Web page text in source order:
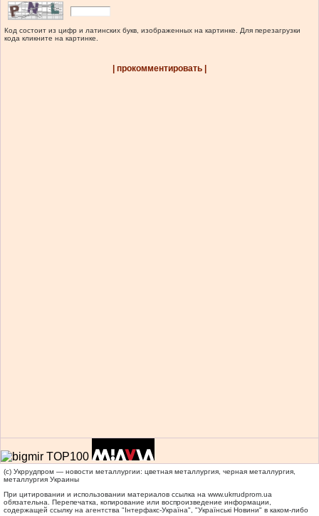
Код состоит из цифр и латинских букв, изображенных на картинке. Для перезагрузки
кода кликните на картинке.
| прокомментировать |
(c) Укррудпром — новости металлургии: цветная металлургия, черная металлургия,
металлургия Украины
При цитировании и использовании материалов ссылка на www.ukrrudprom.ua
обязательна. Перепечатка, копирование или воспроизведение информации,
содержащей ссылку на агентства "Iнтерфакс-Україна", "Українськi Новини" в каком-либо